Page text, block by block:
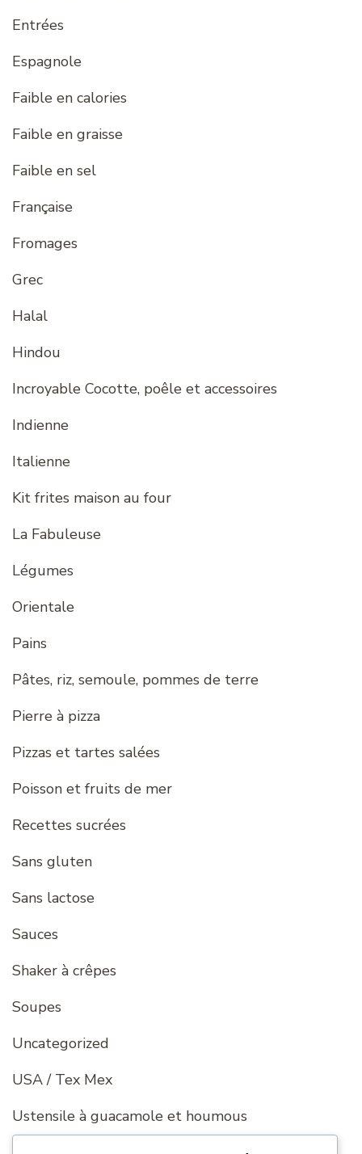
Entrées
Espagnole
Faible en calories
Faible en graisse
Faible en sel
Française
Fromages
Grec
Halal
Hindou
Incroyable Cocotte, poêle et accessoires
Indienne
Italienne
Kit frites maison au four
La Fabuleuse
Légumes
Orientale
Pains
Pâtes, riz, semoule, pommes de terre
Pierre à pizza
Pizzas et tartes salées
Poisson et fruits de mer
Recettes sucrées
Sans gluten
Sans lactose
Sauces
Shaker à crêpes
Soupes
Uncategorized
USA / Tex Mex
Ustensile à guacamole et houmous